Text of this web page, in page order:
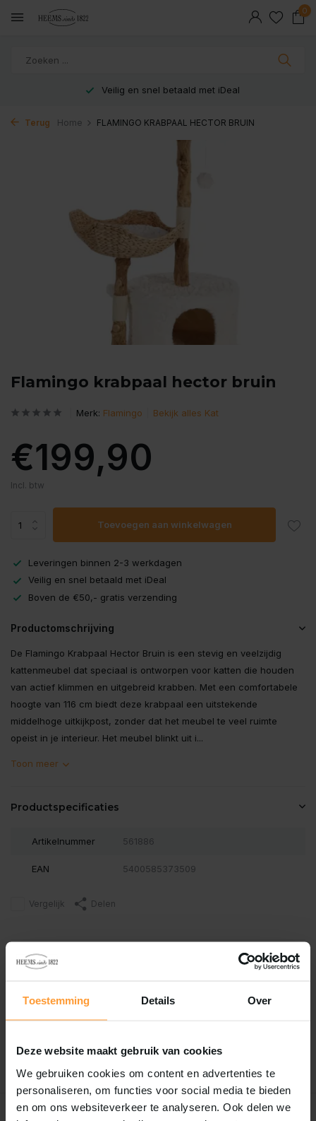
Toestemming Details Over
Deze website maakt gebruik van cookies
We gebruiken cookies om content en advertenties te
personaliseren, om functies voor social media te bieden
en om ons websiteverkeer te analyseren. Ook delen we
0
Veilig en snel betaald met iDeal
Terug Home FLAMINGO KRABPAAL HECTOR BRUIN
Flamingo krabpaal hector bruin
Merk: Flamingo Bekijk alles Kat
€199,90
Incl. btw
Toevoegen aan winkelwagen
Leveringen binnen 2-3 werkdagen
Veilig en snel betaald met iDeal
Boven de €50,- gratis verzending
Productomschrijving
De Flamingo Krabpaal Hector Bruin is een stevig en veelzijdig
kattenmeubel dat speciaal is ontworpen voor katten die houden
van actief klimmen en uitgebreid krabben. Met een comfortabele
hoogte van 116 cm biedt deze krabpaal een uitstekende
middelhoge uitkijkpost, zonder dat het meubel te veel ruimte
opeist in je interieur. Het meubel blinkt uit i...
Toon meer
Productspecificaties
Artikelnummer 561886
EAN 5400585373509
Vergelijk Delen
Reviews
Er zijn nog geen reviews geschreven over dit product..
Schrijf je eigen review